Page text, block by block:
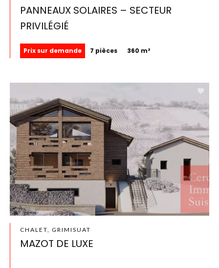
PANNEAUX SOLAIRES – SECTEUR
PRIVILÉGIÉ
Prix sur demande 7 pièces 360 m²
CHALET, GRIMISUAT
MAZOT DE LUXE